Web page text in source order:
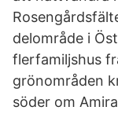
delområde i
flerfamiljshus
grönområden
söder om